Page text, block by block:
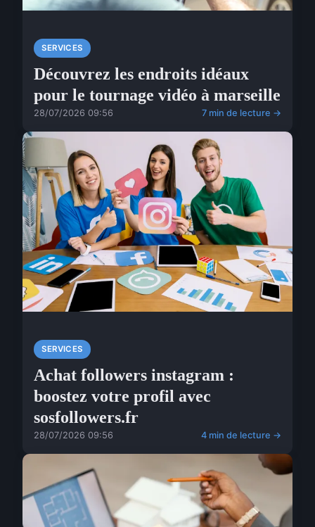
SERVICES
Découvrez les endroits idéaux
pour le tournage vidéo à marseille
28/07/2026 09:56 7 min de lecture →
SERVICES
Achat followers instagram :
boostez votre profil avec
sosfollowers.fr
28/07/2026 09:56 4 min de lecture →